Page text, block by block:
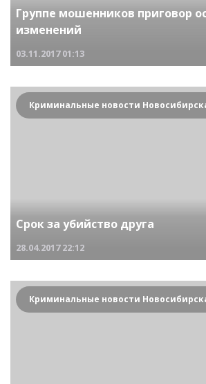
Группе мошенников приговор
изменений
03.11.2017 01:13
Срок за убийство друга
28.04.2017 22:12